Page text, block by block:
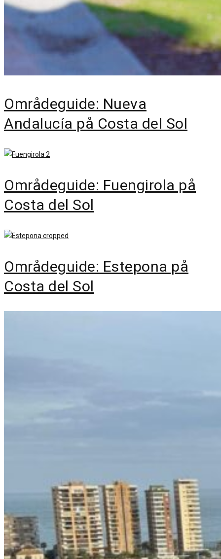
Områdeguide: Nueva
Andalucía på Costa del Sol
Områdeguide: Fuengirola på
Costa del Sol
Områdeguide: Estepona på
Costa del Sol